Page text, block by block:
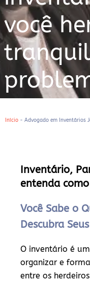
você
Início - Advogado em Inventários
Inventário,
entenda
Você Sabe o
Descubra
O inventário é
organizar e
entre os